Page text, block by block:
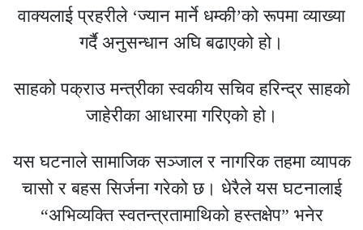
वाक्यलाई प्रहरीले ‘ज्यान मार्ने धम्की’को रूपमा व्याख्या
गर्दै अनुसन्धान अघि बढाएको हो।
साहको पक्राउ मन्त्रीका स्वकीय सचिव हरिन्द्र साहको
जाहेरीका आधारमा गरिएको हो।
यस घटनाले सामाजिक सञ्जाल र नागरिक तहमा व्यापक
चासो र बहस सिर्जना गरेको छ। धेरैले यस घटनालाई
“अभिव्यक्ति स्वतन्त्रतामाथिको हस्तक्षेप” भनेर